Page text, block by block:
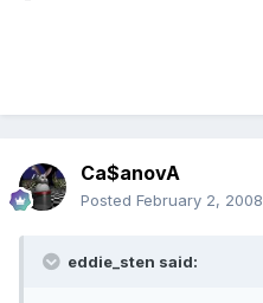
Ca$anovA
Posted February 2, 2008
eddie_sten said: